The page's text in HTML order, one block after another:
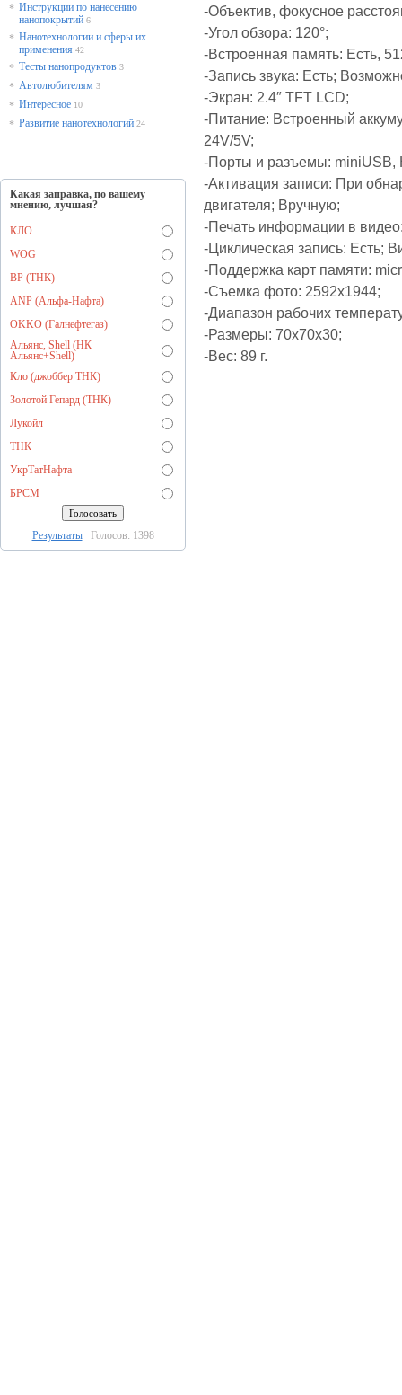
* Инструкции по нанесению
нанопокрытий 6
* Нанотехнологии и сферы их
применения 42
* Тесты нанопродуктов 3
* Автолюбителям 3
* Интересное 10
* Развитие нанотехнологий 24
Какая заправка, по вашему
мнению, лучшая?
КЛО
WOG
BP (ТНК)
ANP (Альфа-Нафта)
OKKO (Галнефтегаз)
Альянс, Shell (НК
Альянс+Shell)
Кло (джоббер ТНК)
Золотой Гепард (ТНК)
Лукойл
ТНК
УкрТатНафта
БРСМ
РезультатыГолосов: 1398
-Объектив, фокусное
-Угол обзора: 120°;
-Встроенная память: Есть,
-Запись звука: Есть;
-Экран: 2.4″ TFT LCD;
-Питание: Встроенный
24V/5V;
-Порты и разъемы: miniUSB,
-Активация записи: При
двигателя; Вручную;
-Печать информации в
-Циклическая запись: Есть;
-Поддержка карт памяти:
-Съемка фото: 2592х1944;
-Диапазон рабочих
-Размеры: 70x70x30;
-Вес: 89 г.